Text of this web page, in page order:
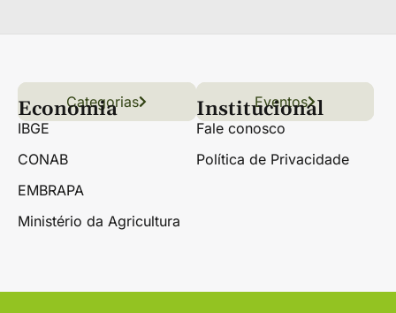
Links úteis
Conteúdo Grãos
Florestas Hortifrúti
Categorias Eventos
Economia
IBGE
CONAB
EMBRAPA
Ministério da Agricultura
Institucional
Fale conosco
Política de Privacidade